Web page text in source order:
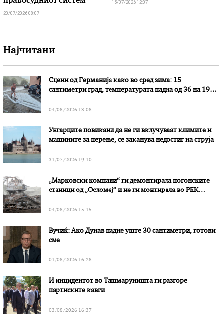
20/07/2026 08:07
15/07/2026 12:07
Најчитани
Сцени од Германија како во сред зима: 15
сантиметри град, температурата падна од 36 на 19
04/08/2026 13:08
Унгарците повикани да не ги вклучуваат климите и
машините за перење, се заканува недостиг на струја
31/07/2026 19:10
„Марковски компани“ ги демонтирала погонските
станици од „Осломеј“ и не ги монтирала во РЕК
04/08/2026 15:15
Вучиќ: Ако Дунав падне уште 30 сантиметри, готови
сме
01/08/2026 16:28
И инцидентот во Ташмаруништa ги разгоре
партиските кавги
03/08/2026 16:37